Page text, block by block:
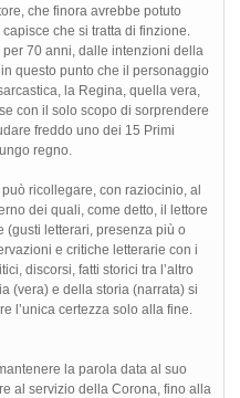
che finora avrebbe potuto
che si tratta di finzione.
70 anni, dalle intenzioni della
questo punto che il personaggio
la Regina, quella vera,
con il solo scopo di sorprendere
freddo uno dei 15 Primi
regno.
ricollegare, con raziocinio, al
dei quali, come detto, il lettore
letterari, presenza più o
e critiche letterarie con i
discorsi, fatti storici tra l’altro
(vera) e della storia (narrata) si
l’unica certezza solo alla fine.
la parola data al suo
al servizio della Corona, fino alla